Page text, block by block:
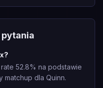
52.8% na podstawie
matchup dla Quinn.